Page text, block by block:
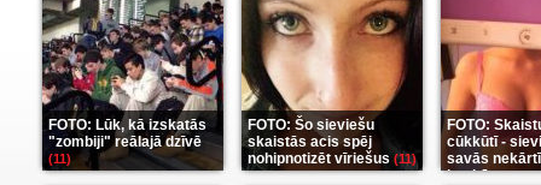
FOTO: Lūk, kā izskatās
"zombiji" reālajā dzīvē
(11)
FOTO: Šo sieviešu
skaistās acis spēj
nohipnotizēt vīriešus (11)
FOTO:
cūkkūtī -
savās
istabās(12)